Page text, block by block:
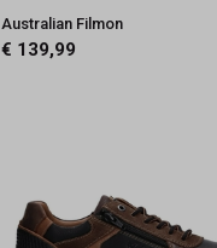
Australian Filmon
€ 139,99